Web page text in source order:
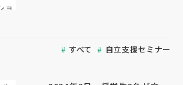
すべて 自立支援セミナー